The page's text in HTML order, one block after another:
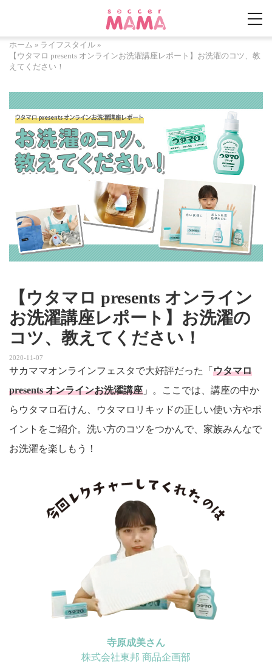
ホーム » ライフスタイル »
【ウタマロ presents オンラインお洗濯講座レポート】お洗濯のコツ、教
えてください！
【ウタマロ presents オンライン
お洗濯講座レポート】お洗濯の
コツ、教えてください！
2020-11-07
サカママオンラインフェスタで大好評だった「 ウタマロ
presents オンラインお洗濯講座 」。ここでは、講座の中か
らウタマロ石けん、ウタマロリキッドの正しい使い方やポ
イントをご紹介。洗い方のコツをつかんで、家族みんなで
お洗濯を楽しもう！
寺原成美さん
株式会社東邦 商品企画部